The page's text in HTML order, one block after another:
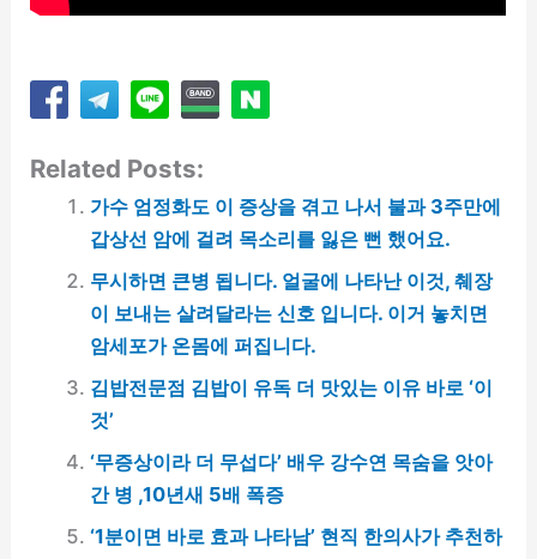
Related Posts:
가수 엄정화도 이 증상을 겪고 나서 불과 3주만에
갑상선 암에 걸려 목소리를 잃은 뻔 했어요.
무시하면 큰병 됩니다. 얼굴에 나타난 이것, 췌장
이 보내는 살려달라는 신호 입니다. 이거 놓치면
암세포가 온몸에 퍼집니다.
김밥전문점 김밥이 유독 더 맛있는 이유 바로 ‘이
것’
‘무증상이라 더 무섭다’ 배우 강수연 목숨을 앗아
간 병 ,10년새 5배 폭증
‘1분이면 바로 효과 나타남’ 현직 한의사가 추천하